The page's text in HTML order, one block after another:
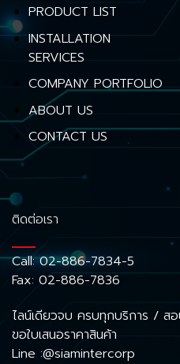
PRODUCT LIST
INSTALLATION
SERVICES
COMPANY PORTFOLIO
ABOUT US
CONTACT US
ติดต่อเรา
Call:02-886-7834-5
Fax: 02-886-7836
ไลน์เดียวจบ ครบทุกบริการ / สอ
ขอใบเสนอราคาสินค้า
Line :@siamintercorp